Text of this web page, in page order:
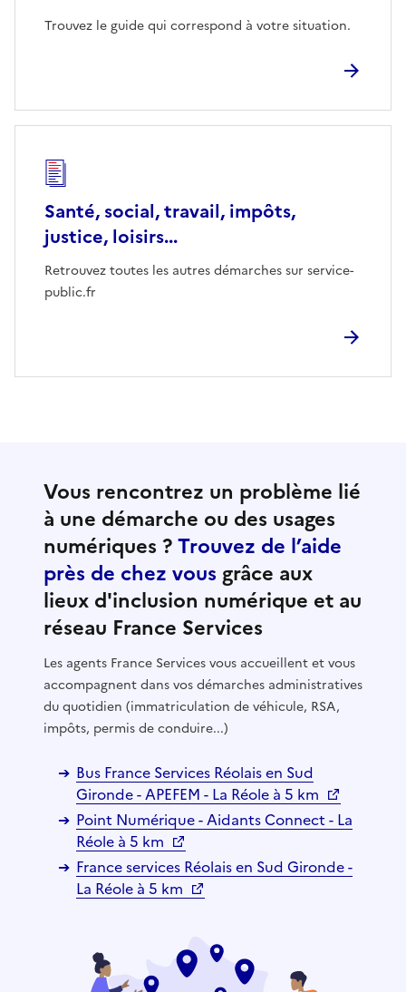
Trouvez le guide qui correspond à votre situation.
Santé, social, travail, impôts,
justice, loisirs...
Retrouvez toutes les autres démarches sur service-
public.fr
Vous rencontrez un problème lié
à une démarche ou des usages
numériques ?Trouvez de l’aide
près de chez vous grâce aux
lieux d'inclusion numérique et au
réseau France Services
Les agents France Services vous accueillent et vous
accompagnent dans vos démarches administratives
du quotidien (immatriculation de véhicule, RSA,
impôts, permis de conduire...)
Bus France Services Réolais en Sud
Gironde - APEFEM - La Réole à 5 km
Point Numérique - Aidants Connect - La
Réole à 5 km
France services Réolais en Sud Gironde -
La Réole à 5 km